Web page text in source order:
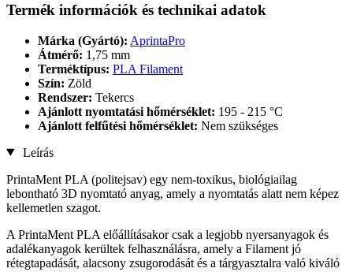
Termék információk és technikai adatok
Márka (Gyártó): AprintaPro
Átmérő: 1,75 mm
Terméktípus: PLA Filament
Szín: Zöld
Rendszer: Tekercs
Ajánlott nyomtatási hőmérséklet: 195 - 215 °C
Ajánlott felfűtési hőmérséklet: Nem szükséges
Leírás
PrintaMent PLA (politejsav) egy nem-toxikus, biológiailag
lebontható 3D nyomtató anyag, amely a nyomtatás alatt nem képez
kellemetlen szagot.
A PrintaMent PLA előállításakor csak a legjobb nyersanyagok és
adalékanyagok kerültek felhasználásra, amely a Filament jó
rétegtapadását, alacsony zsugorodását és a tárgyasztalra való kiváló